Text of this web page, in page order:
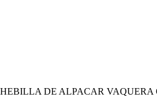
HEBILLA DE ALPACAR